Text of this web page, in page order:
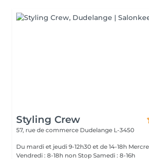
Styling Crew
57, rue de commerce Dudelange L-3450
Du mardi et jeudi 9-12h30 et de 14-18h Mercredi 9-12 et de 14-18h
Vendredi : 8-18h non Stop Samedi : 8-16h